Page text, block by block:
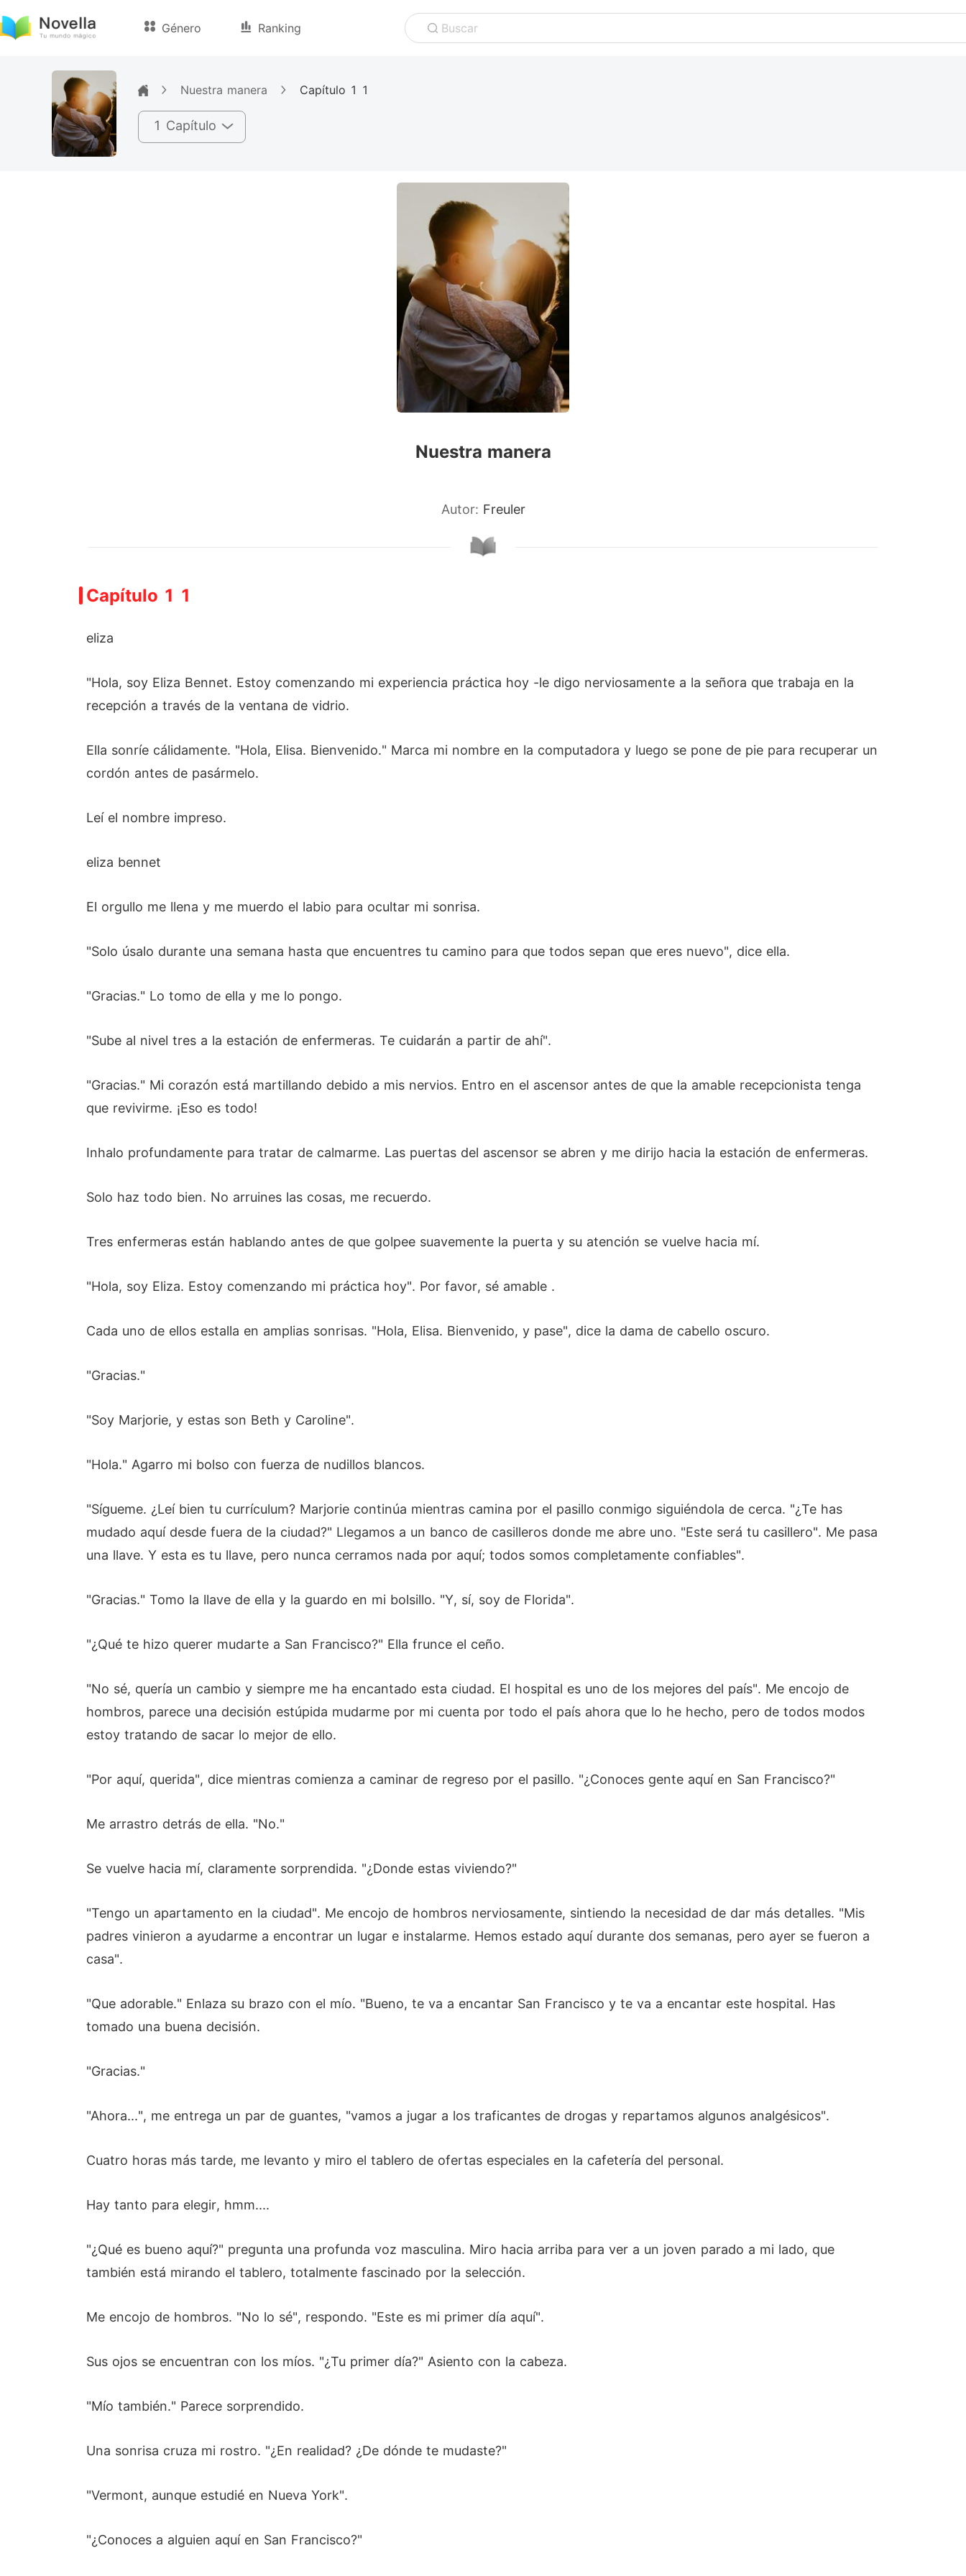
Género Ranking Buscar
Nuestra manera Capítulo 1 1
1 Capítulo
Nuestra manera
Autor: Freuler
Capítulo 1 1
eliza
"Hola, soy Eliza Bennet. Estoy comenzando mi experiencia práctica hoy -le digo nerviosamente a la señora que trabaja en la
recepción a través de la ventana de vidrio.
Ella sonríe cálidamente. "Hola, Elisa. Bienvenido." Marca mi nombre en la computadora y luego se pone de pie para recuperar un
cordón antes de pasármelo.
Leí el nombre impreso.
eliza bennet
El orgullo me llena y me muerdo el labio para ocultar mi sonrisa.
"Solo úsalo durante una semana hasta que encuentres tu camino para que todos sepan que eres nuevo", dice ella.
"Gracias." Lo tomo de ella y me lo pongo.
"Sube al nivel tres a la estación de enfermeras. Te cuidarán a partir de ahí".
"Gracias." Mi corazón está martillando debido a mis nervios. Entro en el ascensor antes de que la amable recepcionista tenga
que revivirme. ¡Eso es todo!
Inhalo profundamente para tratar de calmarme. Las puertas del ascensor se abren y me dirijo hacia la estación de enfermeras.
Solo haz todo bien. No arruines las cosas, me recuerdo.
Tres enfermeras están hablando antes de que golpee suavemente la puerta y su atención se vuelve hacia mí.
"Hola, soy Eliza. Estoy comenzando mi práctica hoy". Por favor, sé amable .
Cada uno de ellos estalla en amplias sonrisas. "Hola, Elisa. Bienvenido, y pase", dice la dama de cabello oscuro.
"Gracias."
"Soy Marjorie, y estas son Beth y Caroline".
"Hola." Agarro mi bolso con fuerza de nudillos blancos.
"Sígueme. ¿Leí bien tu currículum? Marjorie continúa mientras camina por el pasillo conmigo siguiéndola de cerca. "¿Te has
mudado aquí desde fuera de la ciudad?" Llegamos a un banco de casilleros donde me abre uno. "Este será tu casillero". Me pasa
una llave. Y esta es tu llave, pero nunca cerramos nada por aquí; todos somos completamente confiables".
"Gracias." Tomo la llave de ella y la guardo en mi bolsillo. "Y, sí, soy de Florida".
"¿Qué te hizo querer mudarte a San Francisco?" Ella frunce el ceño.
"No sé, quería un cambio y siempre me ha encantado esta ciudad. El hospital es uno de los mejores del país". Me encojo de
hombros, parece una decisión estúpida mudarme por mi cuenta por todo el país ahora que lo he hecho, pero de todos modos
estoy tratando de sacar lo mejor de ello.
"Por aquí, querida", dice mientras comienza a caminar de regreso por el pasillo. "¿Conoces gente aquí en San Francisco?"
Me arrastro detrás de ella. "No."
Se vuelve hacia mí, claramente sorprendida. "¿Donde estas viviendo?"
"Tengo un apartamento en la ciudad". Me encojo de hombros nerviosamente, sintiendo la necesidad de dar más detalles. "Mis
padres vinieron a ayudarme a encontrar un lugar e instalarme. Hemos estado aquí durante dos semanas, pero ayer se fueron a
casa".
"Que adorable." Enlaza su brazo con el mío. "Bueno, te va a encantar San Francisco y te va a encantar este hospital. Has
tomado una buena decisión.
"Gracias."
"Ahora...", me entrega un par de guantes, "vamos a jugar a los traficantes de drogas y repartamos algunos analgésicos".
Cuatro horas más tarde, me levanto y miro el tablero de ofertas especiales en la cafetería del personal.
Hay tanto para elegir, hmm....
"¿Qué es bueno aquí?" pregunta una profunda voz masculina. Miro hacia arriba para ver a un joven parado a mi lado, que
también está mirando el tablero, totalmente fascinado por la selección.
Me encojo de hombros. "No lo sé", respondo. "Este es mi primer día aquí".
Sus ojos se encuentran con los míos. "¿Tu primer día?" Asiento con la cabeza.
"Mío también." Parece sorprendido.
Una sonrisa cruza mi rostro. "¿En realidad? ¿De dónde te mudaste?"
"Vermont, aunque estudié en Nueva York".
"¿Conoces a alguien aquí en San Francisco?"